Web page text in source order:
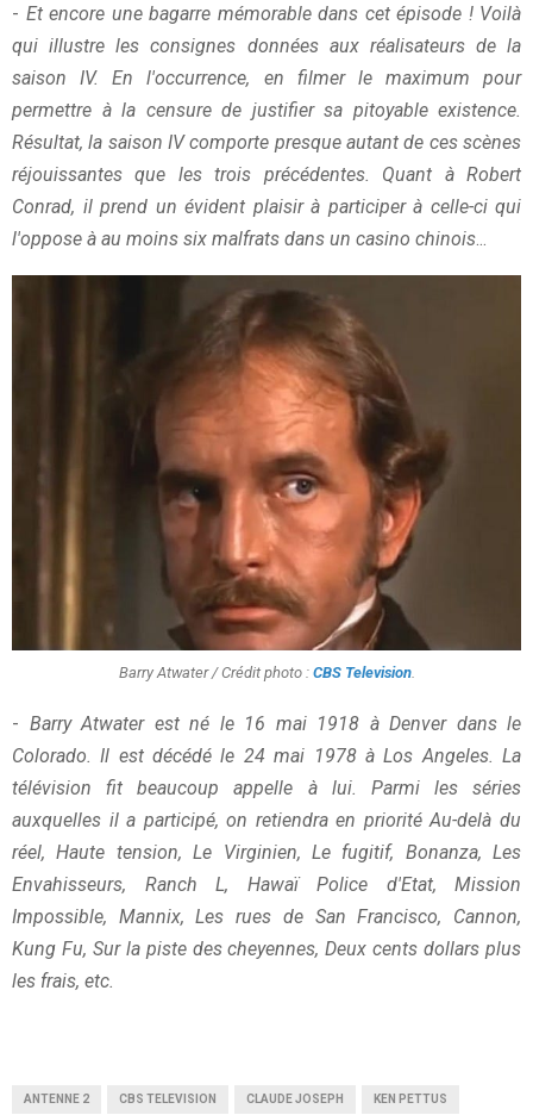
- Et encore une bagarre mémorable dans cet épisode ! Voilà
qui illustre les consignes données aux réalisateurs de la
saison IV. En l'occurrence, en filmer le maximum pour
permettre à la censure de justifier sa pitoyable existence.
Résultat, la saison IV comporte presque autant de ces scènes
réjouissantes que les trois précédentes. Quant à Robert
Conrad, il prend un évident plaisir à participer à celle-ci qui
l'oppose à au moins six malfrats dans un casino chinois...
Barry Atwater / Crédit photo : CBS Television.
- Barry Atwater est né le 16 mai 1918 à Denver dans le
Colorado. Il est décédé le 24 mai 1978 à Los Angeles. La
télévision fit beaucoup appelle à lui. Parmi les séries
auxquelles il a participé, on retiendra en priorité Au-delà du
réel, Haute tension, Le Virginien, Le fugitif, Bonanza, Les
Envahisseurs, Ranch L, Hawaï Police d'Etat, Mission
Impossible, Mannix, Les rues de San Francisco, Cannon,
Kung Fu, Sur la piste des cheyennes, Deux cents dollars plus
les frais, etc.
ANTENNE 2 CBS TELEVISION CLAUDE JOSEPH KEN PETTUS